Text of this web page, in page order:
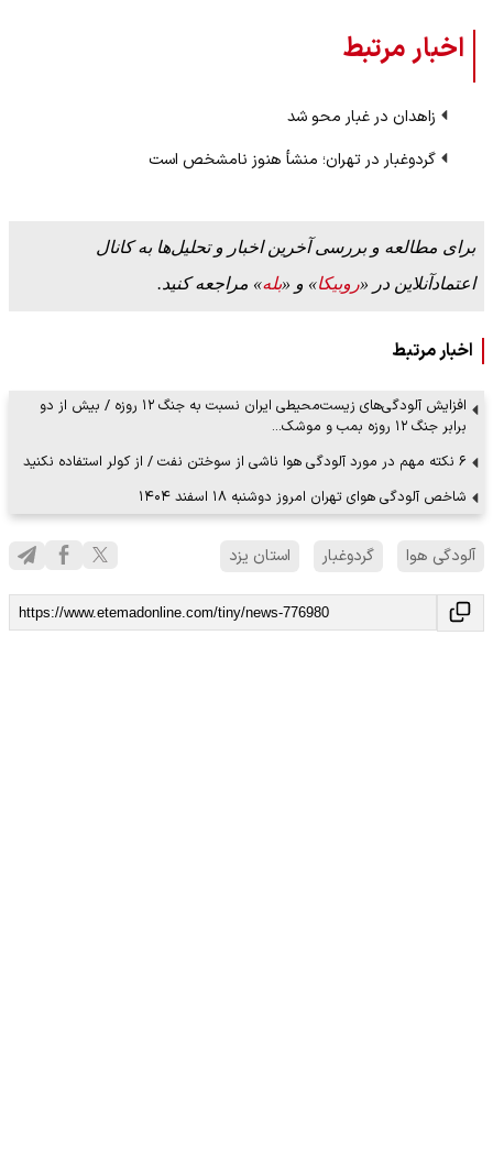
اخبار مرتبط
زاهدان در غبار محو شد
گردوغبار در تهران؛ منشأ هنوز نامشخص است
برای مطالعه و بررسی آخرین اخبار و تحلیل‌ها به کانال
اعتمادآنلاین در «روبیکا» و «بله» مراجعه کنید.
اخبار مرتبط
افزایش آلودگی‌های زیست‌محیطی ایران نسبت به جنگ ۱۲ روزه / بیش از دو
برابر جنگ ۱۲ روزه بمب و موشک…
۶ نکته مهم در مورد آلودگی هوا ناشی از سوختن نفت / از کولر استفاده نکنید
شاخص آلودگی هوای تهران امروز دوشنبه ۱۸ اسفند ۱۴۰۴
آلودگی هوا گردوغبار استان یزد